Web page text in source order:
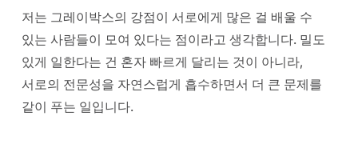
저는 그레이박스의 강점이 서로에게 많은 걸 배울 수
있는 사람들이 모여 있다는 점이라고 생각합니다. 밀도
있게 일한다는 건 혼자 빠르게 달리는 것이 아니라,
서로의 전문성을 자연스럽게 흡수하면서 더 큰 문제를
같이 푸는 일입니다.